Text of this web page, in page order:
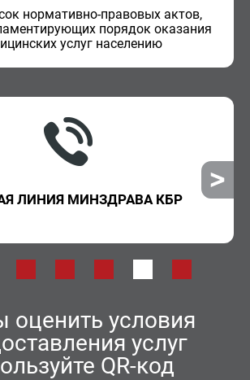
нор­ма­тив­но-пра­во­вых актов,
по­ря­док ока­за­ния
услуг на­се­ле­нию
ЛИНИЯ МИНЗДРАВА КБР
оценить условия
услуг
QR-код